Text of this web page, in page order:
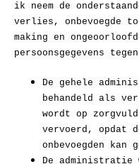
ik neem de
verlies, onbevoegde
making en
persoonsgegevens
De gehele
behandeld als
wordt op
vervoerd, opdat
onbevoegden kan
De